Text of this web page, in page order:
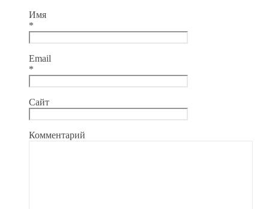
Имя
*
Email
*
Сайт
Комментарий